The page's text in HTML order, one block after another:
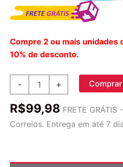
Compre 2 ou mais unidades
10% de desconto.
-
Slim
quantidade
+ Comprar
R$99,98 FRETE
Correios. Entrega em até 7